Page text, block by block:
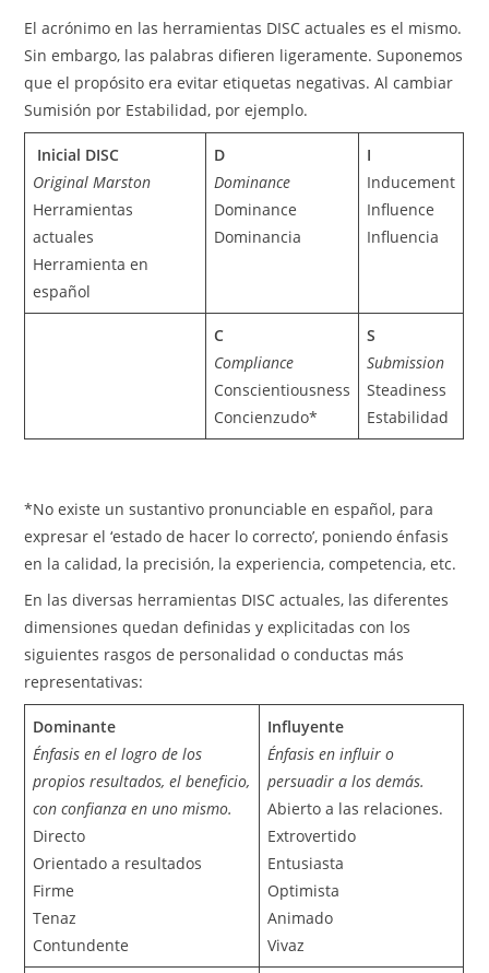
El acrónimo en las herramientas DISC actuales es el mismo.
Sin embargo, las palabras difieren ligeramente. Suponemos
que el propósito era evitar etiquetas negativas. Al cambiar
Sumisión por Estabilidad, por ejemplo.
Inicial DISC
Original Marston
Herramientas
actuales
Herramienta en
español
D
Dominance
Dominance
Dominancia
I
Inducement
Influence
Influencia
C
Compliance
Conscientiousness
Concienzudo*
S
Submission
Steadiness
Estabilidad
*No existe un sustantivo pronunciable en español, para
expresar el ‘estado de hacer lo correcto’, poniendo énfasis
en la calidad, la precisión, la experiencia, competencia, etc.
En las diversas herramientas DISC actuales, las diferentes
dimensiones quedan definidas y explicitadas con los
siguientes rasgos de personalidad o conductas más
representativas:
Dominante
Énfasis en el logro de los
propios resultados, el beneficio,
con confianza en uno mismo.
Directo
Orientado a resultados
Firme
Tenaz
Contundente
Influyente
Énfasis en influir o
persuadir a los demás.
Abierto a las relaciones.
Extrovertido
Entusiasta
Optimista
Animado
Vivaz